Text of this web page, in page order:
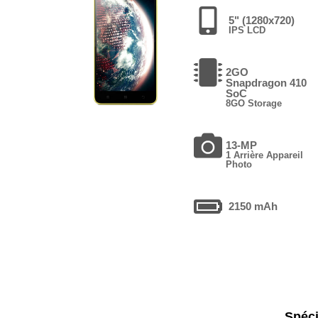
5" (1280x720)
IPS LCD
2GO
Snapdragon 410
SoC
8GO Storage
13-MP
1 Arrière Appareil
Photo
2150 mAh